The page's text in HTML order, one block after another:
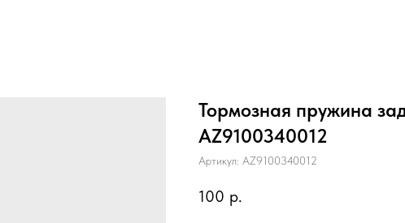
Тормозная пружина
AZ9100340012
Артикул: AZ9100340012
100 р.